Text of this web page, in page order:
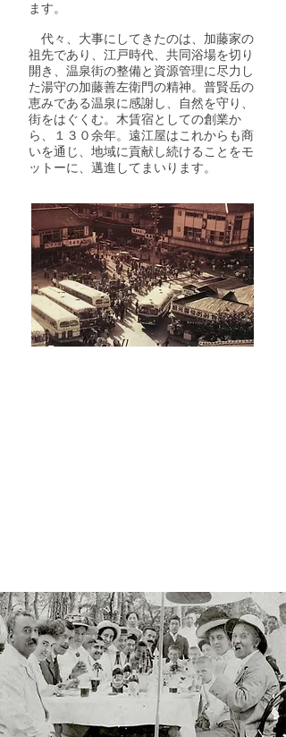
ます。
代々、大事にしてきたのは、加藤家の
祖先であり、江戸時代、共同浴場を切り
開き、温泉街の整備と資源管理に尽力し
た湯守の加藤善左衛門の精神。普賢岳の
恵みである温泉に感謝し、自然を守り、
街をはぐくむ。木賃宿としての創業か
ら、１３０余年。遠江屋はこれからも商
いを通じ、地域に貢献し続けることをモ
ットーに、邁進してまいります。